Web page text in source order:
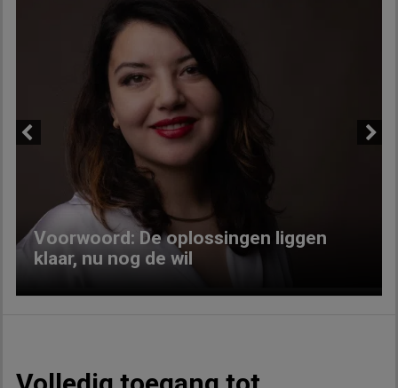
Voorwoord: De oplossingen liggen
klaar, nu nog de wil